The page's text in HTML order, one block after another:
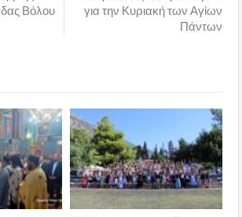
Βόλου
για την Κυριακή των Αγίων
Πάντων